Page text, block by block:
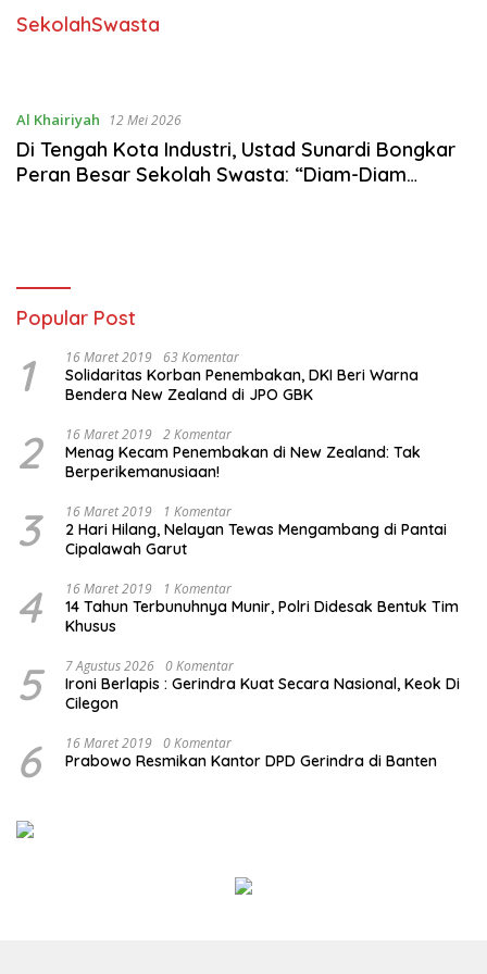
SekolahSwasta
Al Khairiyah 12 Mei 2026
Di Tengah Kota Industri, Ustad Sunardi Bongkar
Peran Besar Sekolah Swasta: “Diam-Diam
Popular Post
1 16 Maret 2019 63 Komentar
Solidaritas Korban Penembakan, DKI Beri Warna
Bendera New Zealand di JPO GBK
2 16 Maret 2019 2 Komentar
Menag Kecam Penembakan di New Zealand: Tak
Berperikemanusiaan!
3 16 Maret 2019 1 Komentar
2 Hari Hilang, Nelayan Tewas Mengambang di Pantai
Cipalawah Garut
4 16 Maret 2019 1 Komentar
14 Tahun Terbunuhnya Munir, Polri Didesak Bentuk Tim
Khusus
5 7 Agustus 2026 0 Komentar
Ironi Berlapis : Gerindra Kuat Secara Nasional, Keok Di
Cilegon
6 16 Maret 2019 0 Komentar
Prabowo Resmikan Kantor DPD Gerindra di Banten